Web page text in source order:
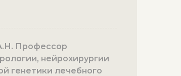
Профессор
нейрохирургии
генетики лечебного